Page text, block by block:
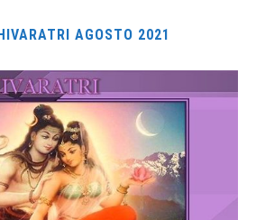
AGOSTO 2021